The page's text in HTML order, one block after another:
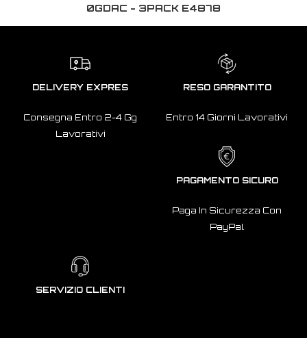
0GDAC - 3PACK E4878
DELIVERY EXPRES
Consegna Entro 2-4 Gg
Lavorativi
RESO GARANTITO
Entro 14 Giorni Lavorativi
PAGAMENTO SICURO
Paga In Sicurezza Con
PayPal
SERVIZIO CLIENTI